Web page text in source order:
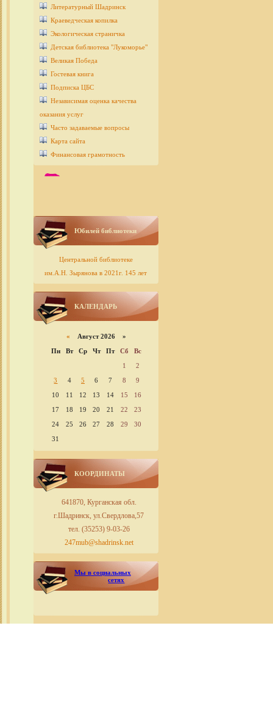
Литературный Шадринск
Краеведческая копилка
Экологическая страничка
Детcкая библиотека "Лукоморье"
Великая Победа
Гостевая книга
Подписка ЦБС
Независимая оценка качества
оказания услуг
Часто задаваемые вопросы
Карта сайта
Финансовая грамотность
Юбилей библиотеки
Центральной библиотеке
им.А.Н. Зырянова в 2021г. 145 лет
КАЛЕНДАРЬ
« Август 2026 »
Пн
Вт Ср Чт Пт Сб
Вс
1
2
3
4 5 6 7 8
9
10
11 12 13 14 15
16
17
18 19 20 21 22
23
24
25 26 27 28 29
30
31
КООРДИНАТЫ
641870, Курганская обл.
г.Шадринск, ул.Свердлова,57
тел. (35253) 9-03-26
247mub@shadrinsk.net
Мы в социальных
сетях